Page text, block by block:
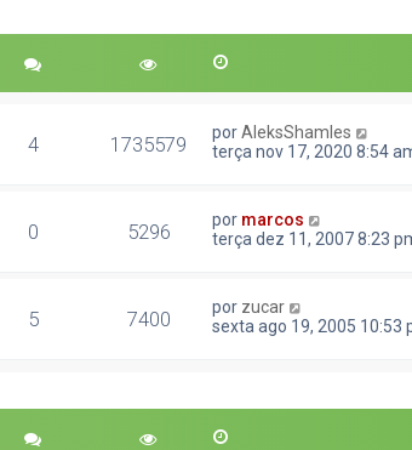
4 1735579 porAleksShamles
terça nov 17, 2020 8:54
0 5296 por marcos
terça dez 11, 2007 8:23
5 7400 por zucar
sexta ago 19, 2005 10:53